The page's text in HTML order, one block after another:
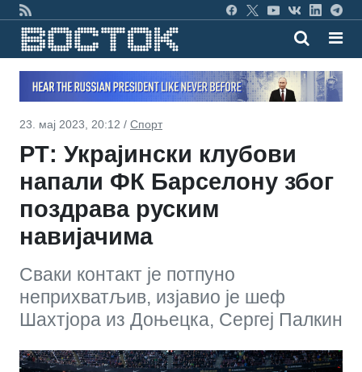
23. мај 2023, 20:12 / Спорт
РТ: Украјински клубови
напали ФК Барселону због
поздрава руским
навијачима
Сваки контакт је потпуно
неприхватљив, изјавио је шеф
Шахтјора из Доњецка, Сергеј Палкин